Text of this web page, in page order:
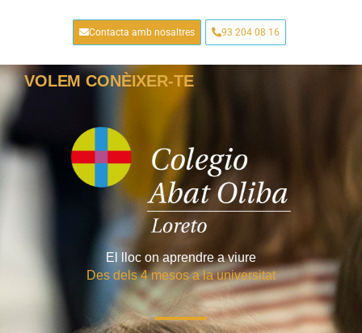
Contacta amb nosaltres 93 204 08 16
VOLEM CONÈIXER-TE
El lloc on aprendre a viure
Des dels 4 mesos a la universitat